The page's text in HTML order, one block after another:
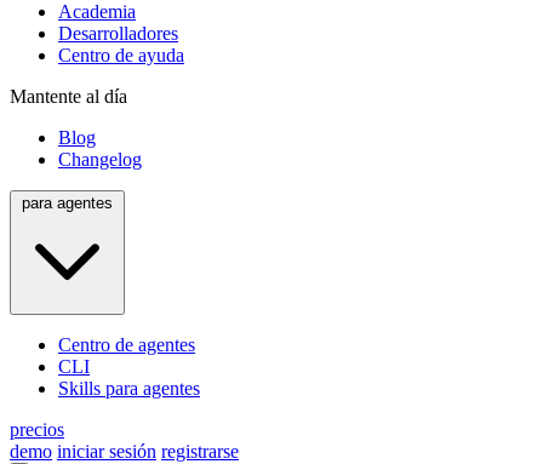
Academia
Desarrolladores
Centro de ayuda
Mantente al día
Blog
Changelog
Centro de agentes
CLI
Skills para agentes
precios
demo iniciar sesión registrarse